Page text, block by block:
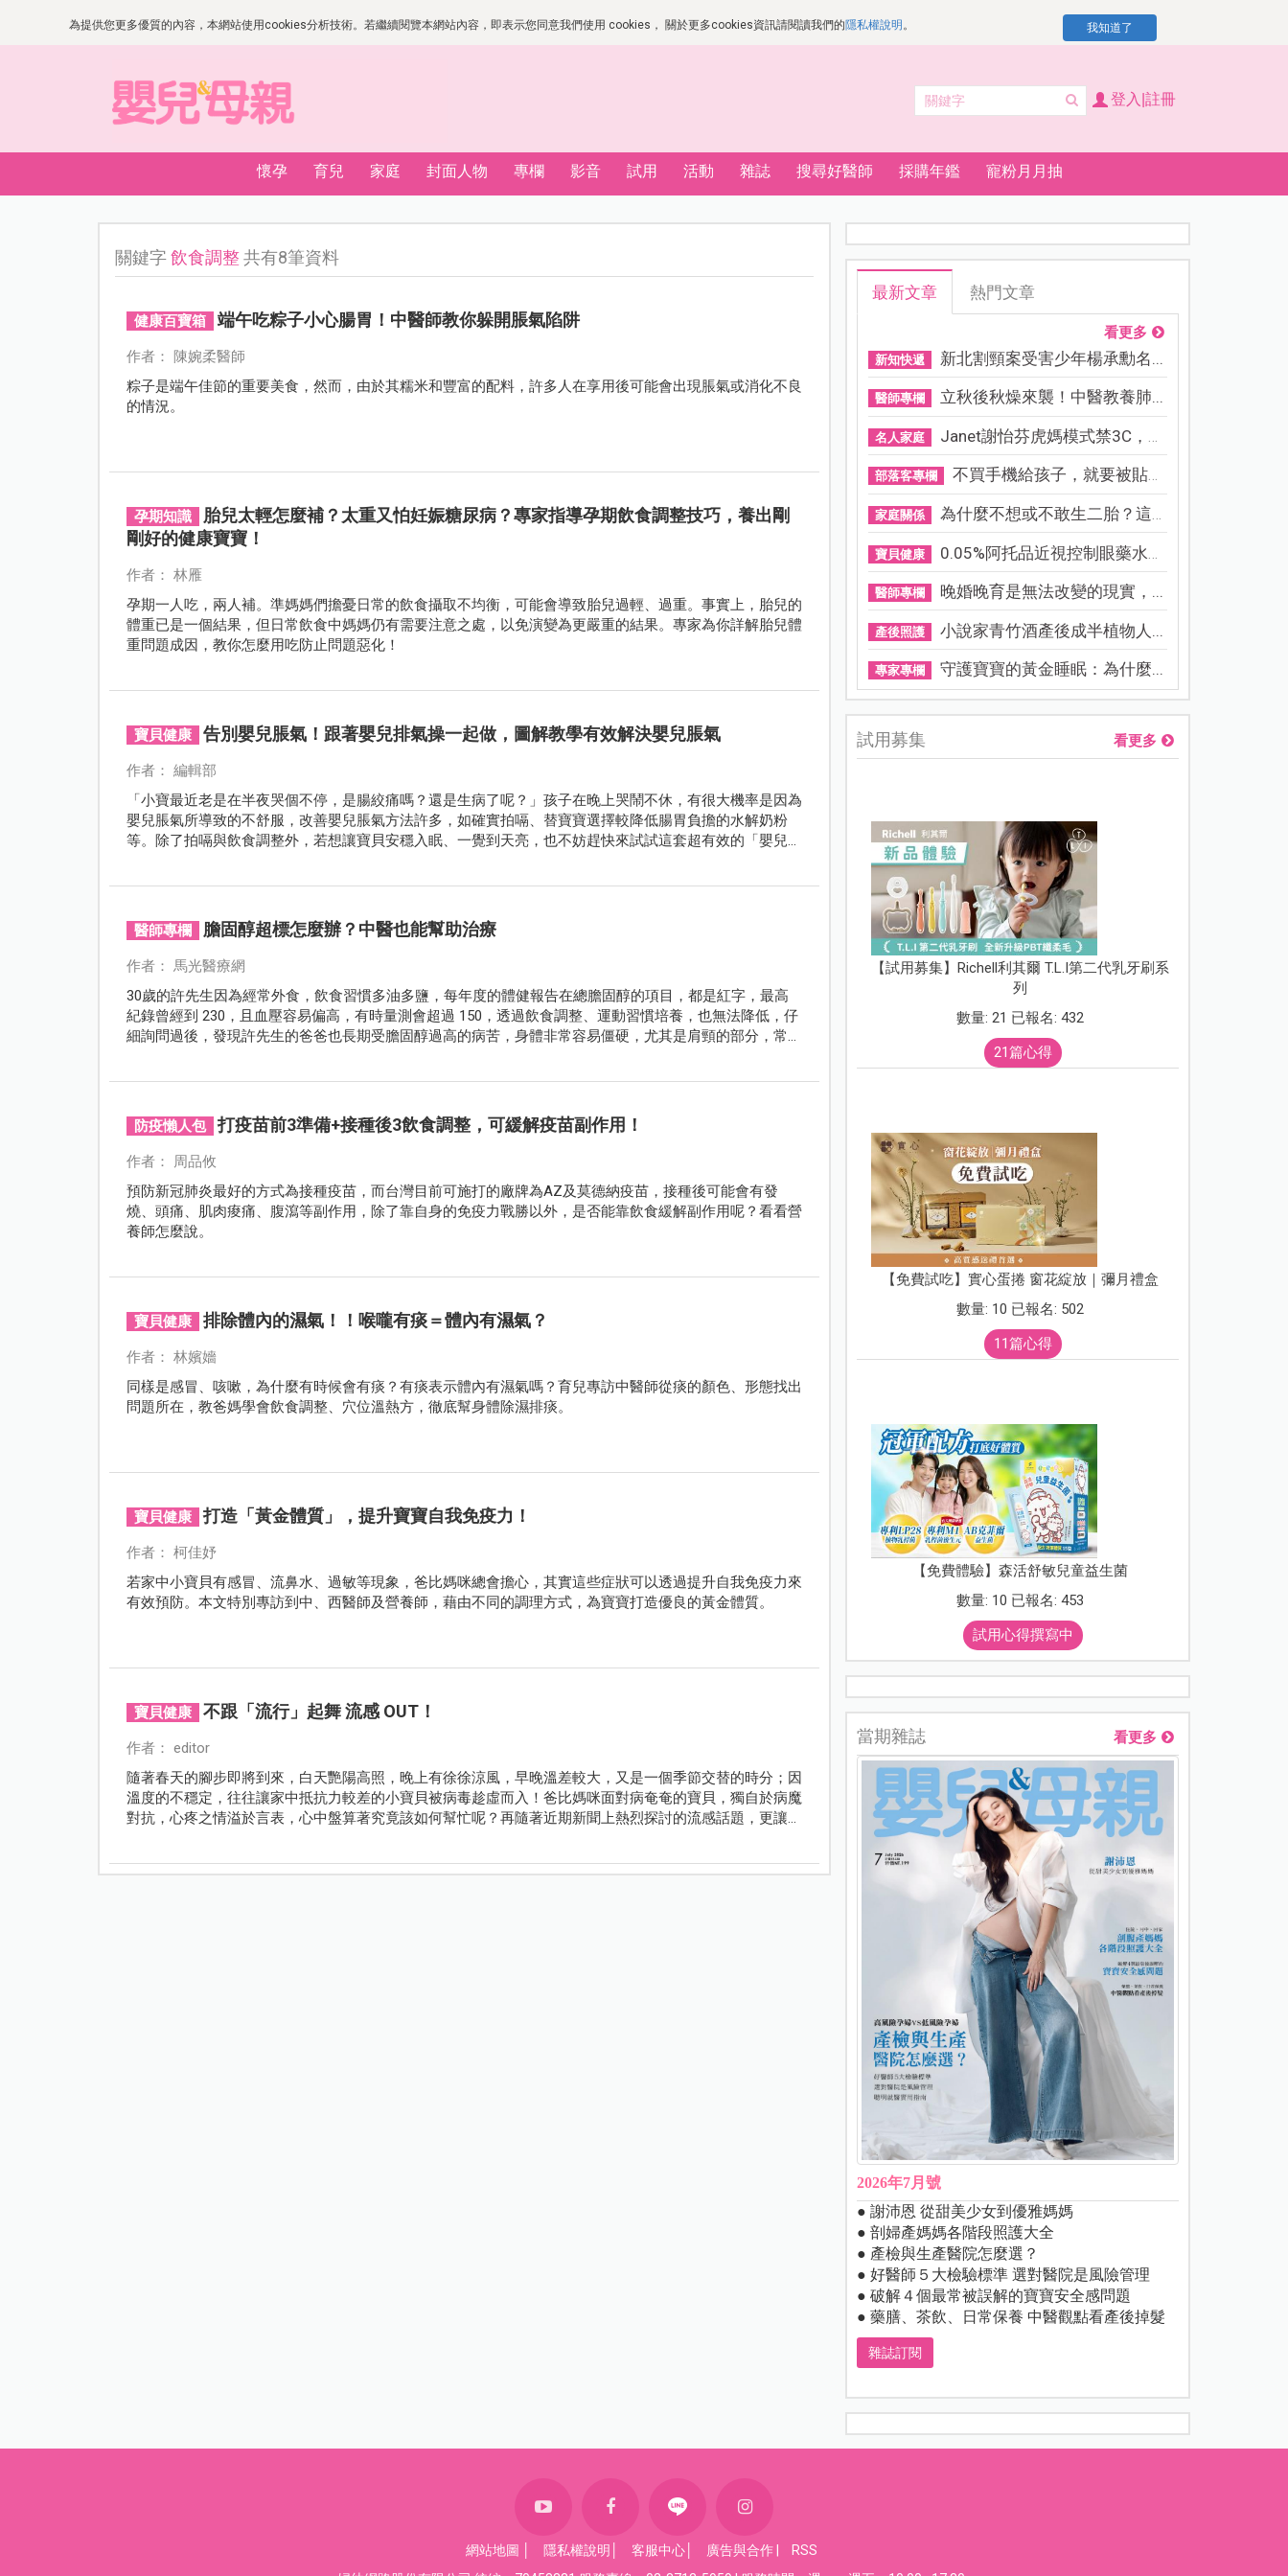
為提供您更多優質的內容，本網站使用cookies分析技術。若繼續閱覽本網站內容，即表示您同意我們使用 cookies， 關於更多cookies資訊請閱讀我們的隱私權說明 。 我知道了
登入|註冊
懷孕 育兒 家庭 封面人物 專欄 影音 試用 活動 雜誌 搜尋好醫師 採購年鑑 寵粉月月抽
關鍵字飲食調整共有8筆資料
健康百寶箱 端午吃粽子小心腸胃！中醫師教你躲開脹氣陷阱
作者： 陳婉柔醫師
粽子是端午佳節的重要美食，然而，由於其糯米和豐富的配料，許多人在享用後可能會出現脹氣或消化不良
的情況。
孕期知識
胎兒太輕怎麼補？太重又怕妊娠糖尿病？專家指導孕期飲食調整技巧，養出剛
剛好的健康寶寶！
作者： 林雁
孕期一人吃，兩人補。準媽媽們擔憂日常的飲食攝取不均衡，可能會導致胎兒過輕、過重。事實上，胎兒的
體重已是一個結果，但日常飲食中媽媽仍有需要注意之處，以免演變為更嚴重的結果。專家為你詳解胎兒體
重問題成因，教你怎麼用吃防止問題惡化！
寶貝健康 告別嬰兒脹氣！跟著嬰兒排氣操一起做，圖解教學有效解決嬰兒脹氣
作者： 編輯部
「小寶最近老是在半夜哭個不停，是腸絞痛嗎？還是生病了呢？」孩子在晚上哭鬧不休，有很大機率是因為
嬰兒脹氣所導致的不舒服，改善嬰兒脹氣方法許多，如確實拍嗝、替寶寶選擇較降低腸胃負擔的水解奶粉
等。除了拍嗝與飲食調整外，若想讓寶貝安穩入眠、一覺到天亮，也不妨趕快來試試這套超有效的「嬰兒排
醫師專欄 膽固醇超標怎麼辦？中醫也能幫助治療
作者： 馬光醫療網
30歲的許先生因為經常外食，飲食習慣多油多鹽，每年度的體健報告在總膽固醇的項目，都是紅字，最高
紀錄曾經到 230，且血壓容易偏高，有時量測會超過 150，透過飲食調整、運動習慣培養，也無法降低，仔
細詢問過後，發現許先生的爸爸也長期受膽固醇過高的病苦，身體非常容易僵硬，尤其是肩頸的部分，常常
節省大量的花費開銷。
防疫懶人包 打疫苗前3準備+接種後3飲食調整，可緩解疫苗副作用！
作者： 周品攸
預防新冠肺炎最好的方式為接種疫苗，而台灣目前可施打的廠牌為AZ及莫德納疫苗，接種後可能會有發
燒、頭痛、肌肉痠痛、腹瀉等副作用，除了靠自身的免疫力戰勝以外，是否能靠飲食緩解副作用呢？看看營
養師怎麼說。
寶貝健康 排除體內的濕氣！！喉嚨有痰＝體內有濕氣？
作者： 林嬪嬙
同樣是感冒、咳嗽，為什麼有時候會有痰？有痰表示體內有濕氣嗎？育兒專訪中醫師從痰的顏色、形態找出
問題所在，教爸媽學會飲食調整、穴位溫熱方，徹底幫身體除濕排痰。
寶貝健康 打造「黃金體質」，提升寶寶自我免疫力！
作者： 柯佳妤
若家中小寶貝有感冒、流鼻水、過敏等現象，爸比媽咪總會擔心，其實這些症狀可以透過提升自我免疫力來
有效預防。本文特別專訪到中、西醫師及營養師，藉由不同的調理方式，為寶寶打造優良的黃金體質。
寶貝健康 不跟「流行」起舞 流感 OUT！
作者： editor
隨著春天的腳步即將到來，白天艷陽高照，晚上有徐徐涼風，早晚溫差較大，又是一個季節交替的時分；因
溫度的不穩定，往往讓家中抵抗力較差的小寶貝被病毒趁虛而入！爸比媽咪面對病奄奄的寶貝，獨自於病魔
對抗，心疼之情溢於言表，心中盤算著究竟該如何幫忙呢？再隨著近期新聞上熱烈探討的流感話題，更讓爸
爸比媽咪仔細地繼續看下去吧～
最新文章 熱門文章
看更多
新知快遞 新北割頸案受害少年楊承勳名...
醫師專欄 立秋後秋燥來襲！中醫教養肺...
名人家庭 Janet謝怡芬虎媽模式禁3C，看...
部落客專欄 不買手機給孩子，就要被貼「...
家庭關係 為什麼不想或不敢生二胎？這8...
寶貝健康 0.05%阿托品近視控制眼藥水納...
醫師專欄 晚婚晚育是無法改變的現實，...
產後照護 小說家青竹酒產後成半植物人...
專家專欄 守護寶寶的黃金睡眠：為什麼...
試用募集 看更多
【試用募集】Richell利其爾 T.L.I第二代乳牙刷系
列
數量: 21 已報名: 432
21篇心得
【免費試吃】實心蛋捲 窗花綻放｜彌月禮盒
數量: 10 已報名: 502
11篇心得
【免費體驗】森活舒敏兒童益生菌
數量: 10 已報名: 453
試用心得撰寫中
當期雜誌 看更多
2026年7月號
● 謝沛恩 從甜美少女到優雅媽媽
● 剖婦產媽媽各階段照護大全
● 產檢與生產醫院怎麼選？
● 好醫師５大檢驗標準 選對醫院是風險管理
● 破解４個最常被誤解的寶寶安全感問題
● 藥膳、茶飲、日常保養 中醫觀點看產後掉髮
雜誌訂閱
網站地圖 隱私權說明 客服中心 廣告與合作
RSS